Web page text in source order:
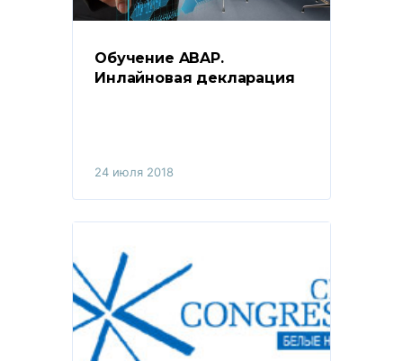
Обучение ABAP.
Инлайновая декларация
24 июля 2018